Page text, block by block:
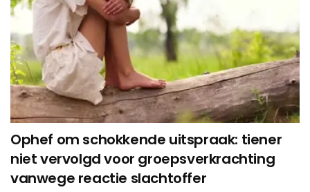
Ophef om schokkende uitspraak: tiener
niet vervolgd voor groepsverkrachting
vanwege reactie slachtoffer